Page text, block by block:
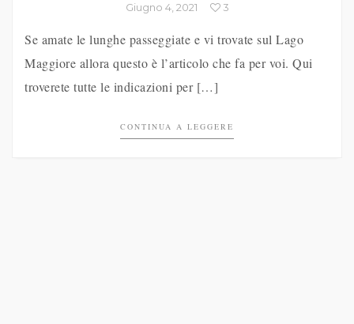
Giugno 4, 2021 3
Se amate le lunghe passeggiate e vi trovate sul Lago
Maggiore allora questo è l’articolo che fa per voi. Qui
troverete tutte le indicazioni per […]
CONTINUA A LEGGERE